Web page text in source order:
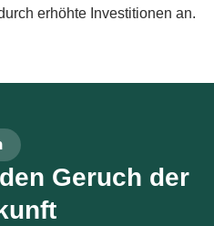
erhöhte Investitionen an.
Geruch der